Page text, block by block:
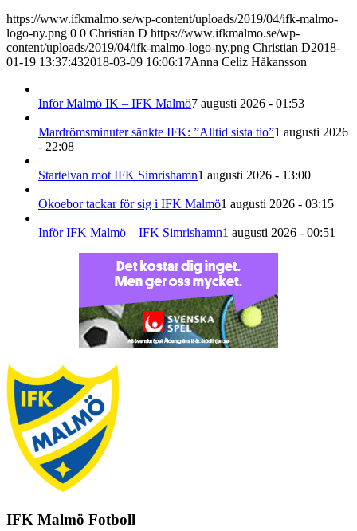
https://www.ifkmalmo.se/wp-content/uploads/2019/04/ifk-malmo-
logo-ny.png 0 0 Christian D https://www.ifkmalmo.se/wp-
content/uploads/2019/04/ifk-malmo-logo-ny.png Christian D2018-
01-19 13:37:432018-03-09 16:06:17Anna Celiz Håkansson
Inför Malmö IK – IFK Malmö7 augusti 2026 - 01:53
Mardrömsminuter sänkte IFK: ”Alltid sista tio”1 augusti 2026
- 22:08
Startelvan mot IFK Simrishamn1 augusti 2026 - 13:00
Okoebor tackar för sig i IFK Malmö1 augusti 2026 - 03:15
Inför IFK Malmö – IFK Simrishamn1 augusti 2026 - 00:51
IFK Malmö Fotboll